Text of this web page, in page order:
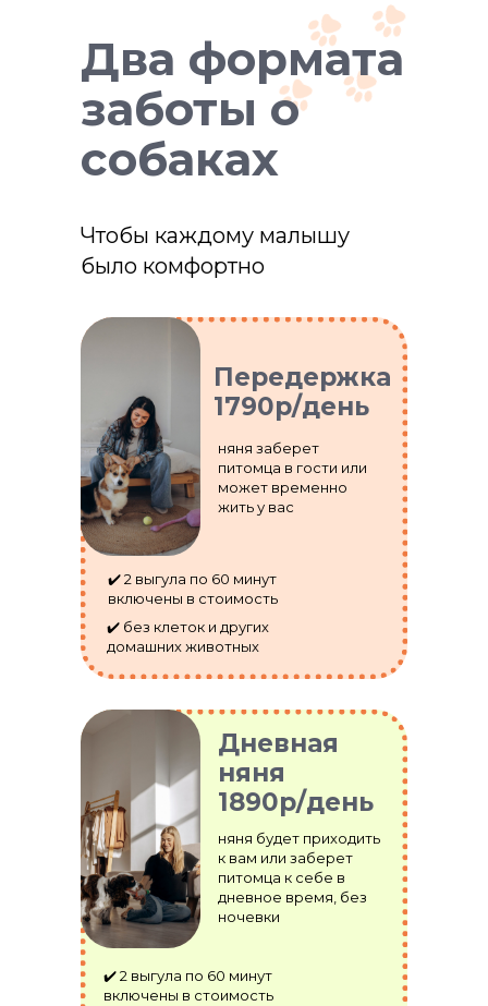
Передержка
1790р/день
✔️ 2 выгула по 60 минут
включены в стоимость
няня заберет
питомца в гости или
может временно
жить у вас
✔️ 2 выгула по 60 минут
включены в стоимость
✔️ без клеток и других
домашних животных
Два формата
заботы о
собаках
Чтобы каждому малышу
было комфортно
Дневная
няня
1890р/день
няня будет приходить
к вам или заберет
питомца к себе в
дневное время, без
ночевки